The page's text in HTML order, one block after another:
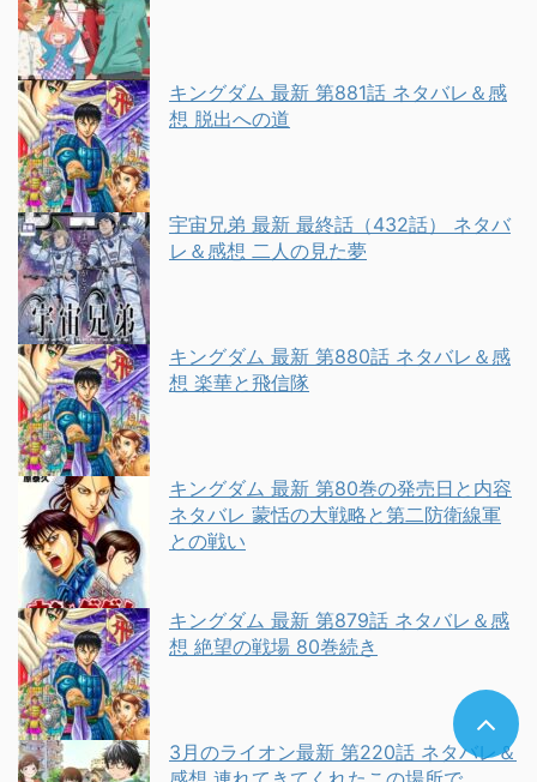
キングダム 最新 第881話 ネタバレ＆感
想 脱出への道
宇宙兄弟 最新 最終話（432話） ネタバ
レ＆感想 二人の見た夢
キングダム 最新 第880話 ネタバレ＆感
想 楽華と飛信隊
キングダム 最新 第80巻の発売日と内容
ネタバレ 蒙恬の大戦略と第二防衛線軍
との戦い
キングダム 最新 第879話 ネタバレ＆感
想 絶望の戦場 80巻続き
3月のライオン最新 第220話 ネタバレ＆